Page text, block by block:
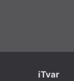
iTvar